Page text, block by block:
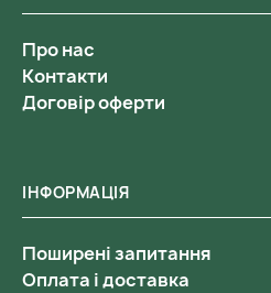
ІНФОРМАЦІЯ
Поширені запитання
Оплата і доставка
Про нас
Контакти
Договір оферти